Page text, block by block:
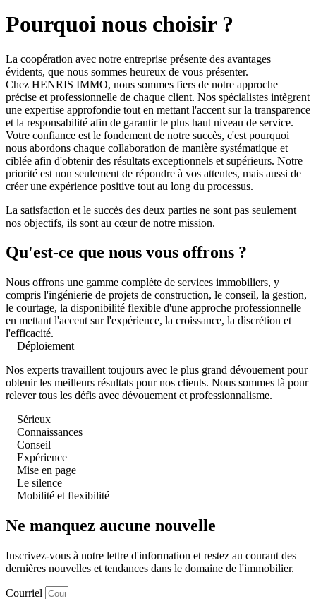
Pourquoi nous choisir ?
La coopération avec notre entreprise présente des avantages
évidents, que nous sommes heureux de vous présenter.
Chez HENRIS IMMO, nous sommes fiers de notre approche
précise et professionnelle de chaque client. Nos spécialistes intègrent
une expertise approfondie tout en mettant l'accent sur la transparence
et la responsabilité afin de garantir le plus haut niveau de service.
Votre confiance est le fondement de notre succès, c'est pourquoi
nous abordons chaque collaboration de manière systématique et
ciblée afin d'obtenir des résultats exceptionnels et supérieurs. Notre
priorité est non seulement de répondre à vos attentes, mais aussi de
créer une expérience positive tout au long du processus.
La satisfaction et le succès des deux parties ne sont pas seulement
nos objectifs, ils sont au cœur de notre mission.
Qu'est-ce que nous vous offrons ?
Nous offrons une gamme complète de services immobiliers, y
compris l'ingénierie de projets de construction, le conseil, la gestion,
le courtage, la disponibilité flexible d'une approche professionnelle
en mettant l'accent sur l'expérience, la croissance, la discrétion et
l'efficacité.
Déploiement
Nos experts travaillent toujours avec le plus grand dévouement pour
obtenir les meilleurs résultats pour nos clients. Nous sommes là pour
relever tous les défis avec dévouement et professionnalisme.
Sérieux
Connaissances
Conseil
Expérience
Mise en page
Le silence
Mobilité et flexibilité
Ne manquez aucune nouvelle
Inscrivez-vous à notre lettre d'information et restez au courant des
dernières nouvelles et tendances dans le domaine de l'immobilier.
Courriel